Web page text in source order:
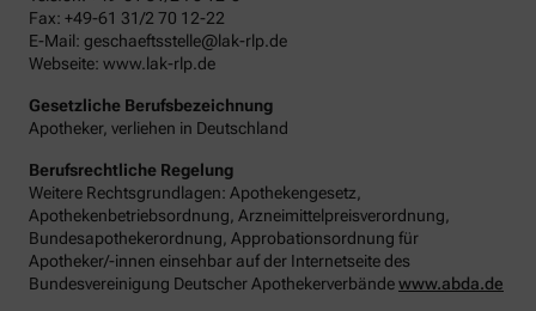
Fax: +49-61 31/2 70 12-22
E-Mail: geschaeftsstelle@lak-rlp.de
Webseite: www.lak-rlp.de
Gesetzliche Berufsbezeichnung
Apotheker, verliehen in Deutschland
Berufsrechtliche Regelung
Weitere Rechtsgrundlagen: Apothekengesetz,
Apothekenbetriebsordnung, Arzneimittelpreisverordnung,
Bundesapothekerordnung, Approbationsordnung für
Apotheker/-innen einsehbar auf der Internetseite des
Bundesvereinigung Deutscher Apothekerverbändewww.abda.de